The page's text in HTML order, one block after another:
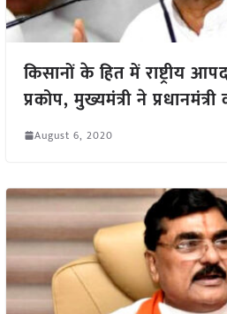
किसानों के हित में राष्ट्रीय
प्रकोप, मुख्यमंत्री ने
August 6, 2020